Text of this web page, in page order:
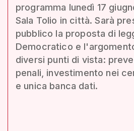
programma lunedì 17
Sala Tolio in città. Sarà
pubblico la proposta di
Democratico e
diversi punti di vista:
penali, investimento nei
e unica banca dati.